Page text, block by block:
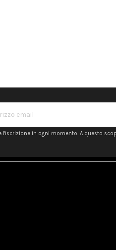
l'iscrizione in ogni momento. A questo